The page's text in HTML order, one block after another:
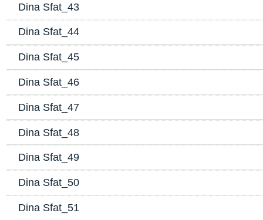
Dina Sfat_43
Dina Sfat_44
Dina Sfat_45
Dina Sfat_46
Dina Sfat_47
Dina Sfat_48
Dina Sfat_49
Dina Sfat_50
Dina Sfat_51